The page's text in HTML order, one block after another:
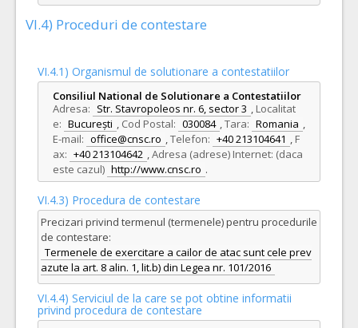
VI.4) Proceduri de contestare
VI.4.1) Organismul de solutionare a contestatiilor
Consiliul National de Solutionare a Contestatiilor
Adresa: Str. Stavropoleos nr. 6, sector 3 , Localitat
e: București , Cod Postal: 030084 ,Tara: Romania ,
E-mail: office@cnsc.ro ,Telefon: +40 213104641 , F
ax: +40 213104642 ,Adresa (adrese) Internet: (daca
este cazul) http://www.cnsc.ro .
VI.4.3) Procedura de contestare
Precizari privind termenul (termenele) pentru procedurile
de contestare:
Termenele de exercitare a cailor de atac sunt cele prev
azute la art. 8 alin. 1, lit.b) din Legea nr. 101/2016
VI.4.4) Serviciul de la care se pot obtine informatii
privind procedura de contestare